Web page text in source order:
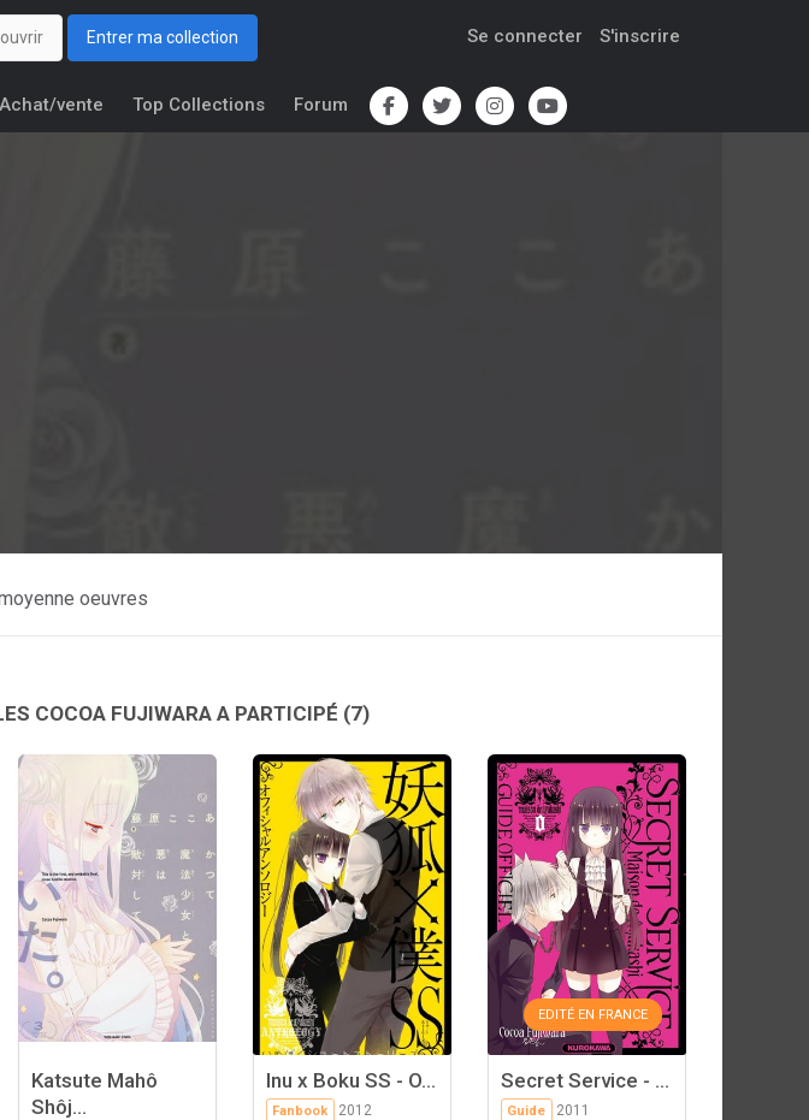
Entrer ma collection Se connecter S'inscrire
Achat/vente Top Collections Forum
oeuvres
COCOA FUJIWARA A PARTICIPÉ (7)
Katsute Mahô
Shôj...
Inu x Boku SS - O...
Fanbook 2012
EDITÉ EN FRANCE
Secret Service - ...
Guide 2011